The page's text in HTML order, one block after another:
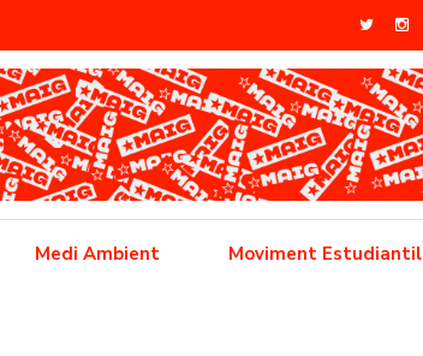
Medi Ambient Moviment Estudiantil